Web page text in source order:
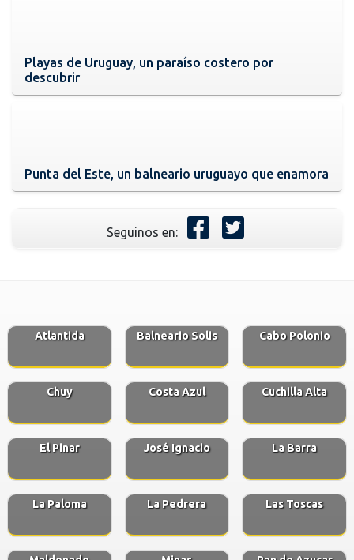
Playas de Uruguay, un paraíso costero por
descubrir
Punta del Este, un balneario uruguayo que enamora
Seguinos en:
Atlantida Balneario Solis Cabo Polonio
Chuy Costa Azul Cuchilla Alta
El Pinar José Ignacio La Barra
La Paloma La Pedrera Las Toscas